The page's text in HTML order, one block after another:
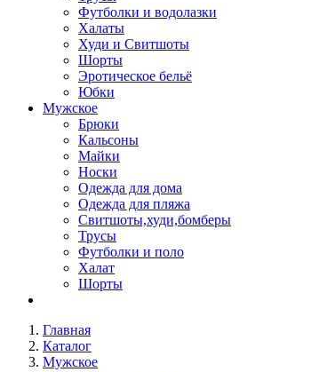
Футболки и водолазки
Халаты
Худи и Свитшоты
Шорты
Эротическое бельё
Юбки
Мужское
Брюки
Кальсоны
Майки
Носки
Одежда для дома
Одежда для пляжа
Свитшоты,худи,бомберы
Трусы
Футболки и поло
Халат
Шорты
Главная
Каталог
Мужское